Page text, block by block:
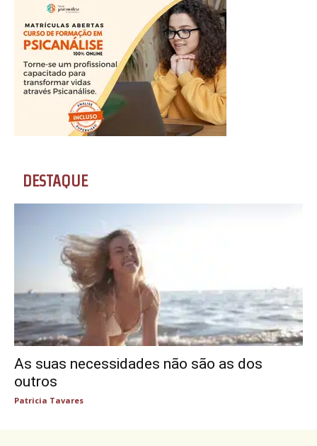
DESTAQUE
As suas necessidades não são as dos
outros
Patricia Tavares